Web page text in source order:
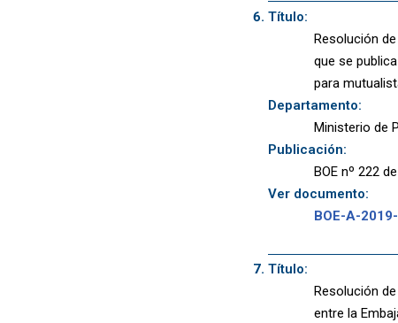
Título:
Resolución
que se
para
Departamento:
Ministerio de
Publicación:
BOE nº 222
Ver documento:
BOE-A-
Título:
Resolución
entre la